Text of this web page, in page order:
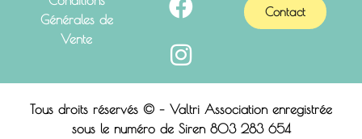
Générales de
Vente
Contact
Tous droits réservés © – Valtri Association enregistrée
sous le numéro de Siren 803 283 654